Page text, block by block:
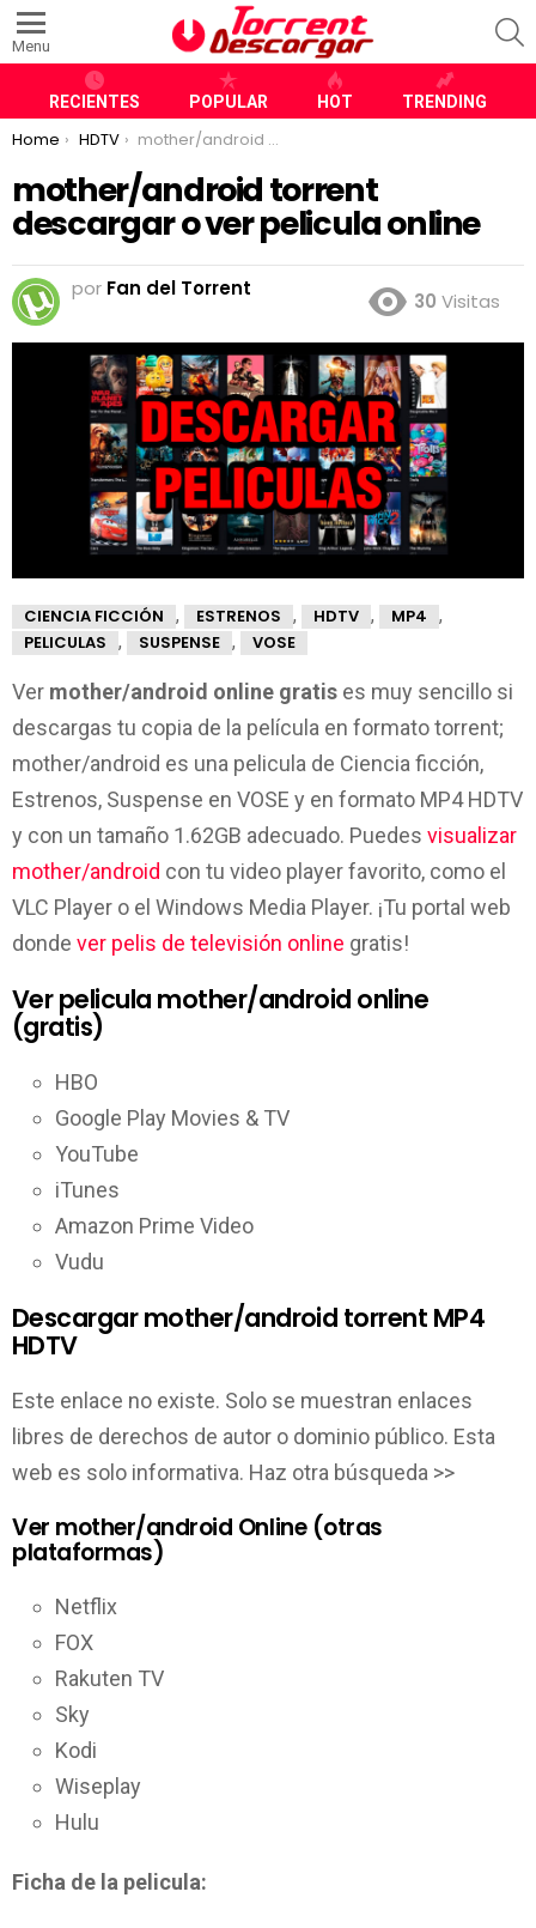
Menu
RECIENTES POPULAR HOT TRENDING
You are here:
Home HDTV mother/android torrent descargar o ver pelicula online
mother/android torrent
descargar o ver pelicula online
por Fan del Torrent
30 Visitas
CIENCIA FICCIÓN , ESTRENOS , HDTV , MP4 ,
PELICULAS , SUSPENSE , VOSE
Ver mother/android online gratis es muy sencillo si
descargas tu copia de la película en formato torrent;
mother/android es una pelicula de Ciencia ficción,
Estrenos, Suspense en VOSE y en formato MP4 HDTV
y con un tamaño 1.62GB adecuado. Puedes visualizar
mother/android con tu video player favorito, como el
VLC Player o el Windows Media Player. ¡Tu portal web
donde ver pelis de televisión online gratis!
Ver pelicula mother/android online
(gratis)
HBO
Google Play Movies & TV
YouTube
iTunes
Amazon Prime Video
Vudu
Descargar mother/android torrent MP4
HDTV
Este enlace no existe. Solo se muestran enlaces
libres de derechos de autor o dominio público. Esta
web es solo informativa. Haz otra búsqueda >>
Ver mother/android Online (otras
plataformas)
Netflix
FOX
Rakuten TV
Sky
Kodi
Wiseplay
Hulu
Ficha de la pelicula: